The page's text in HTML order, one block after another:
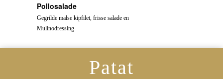
Pollosalade
Gegrilde malse kipfilet, frisse salade en
Mulinodressing
Patat